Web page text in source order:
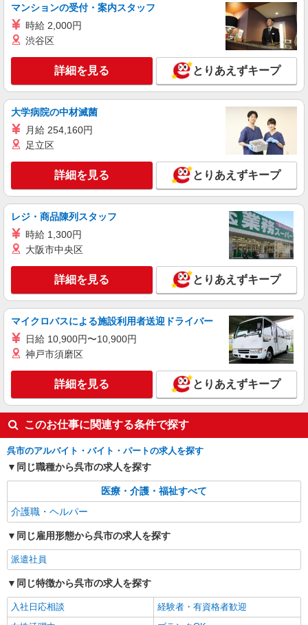
キープ 詳細を見る
派遣社員
株式会社kotrio /●HR-H-1549757
日収1.1万円★新広駅近くの障がいデイサービ
ス★見守りメイン
通費全支給(ガソリン代含む)＞
キープ 詳細を見る
派遣社員
株式会社ブレイブ（マイナビグループ）/MD34
介護スタッフ ◆デイサービス、サービス付き
高齢者向け住宅、グループホームなど様々な勤
未経験：時給1250〜1450円（資格・経験によ
る） 経験者：時給1450〜1650円（資格・経験によ
る） ◎月収例 時給1650円×1日8時間×22日（週5
日）＝29万400円 ◆昇給あり ◆支払い方法 ※日払
い/週払い/月払い対応も可能です。詳しくは面談時
にご相談ください。 ◆交通費：別途全額支給 ※当
社規定あり
広島県呉市 【最寄駅】 ◆JR呉線「安芸阿賀
駅」 ◆JR呉線「安芸川尻駅」 ◆JR呉線「安登
駅」 ★その他、近隣に多数勤務地あります！
キープ 詳細を見る
派遣社員
株式会社kotrio /●HR-H-2077507
呉*デイでの生活補助☆新たなスキルを身につ
けて長く働く♪
時給1350円〜1937円 ＜日払い有/週払い有/交
通費全支給(ガソリン代含む)＞
呉市内多数 マイカー通勤OK
キープ 詳細を見る
派遣社員
株式会社kotrio /●HR-H-1855451
呉駅近くの病院で看護師さんのお手伝い★未経
験歓迎！
時給1450円〜1937円 ＜日払い有/週払い有/交
通費全支給(ガソリン代含む)＞
呉市内多数 マイカー通勤OK
マンションの受付・案内スタッフ
時給 2,000円
渋谷区
詳細を見る とりあえずキープ
大学病院の中材滅菌
月給 254,160円
足立区
詳細を見る とりあえずキープ
レジ・商品陳列スタッフ
時給 1,300円
大阪市中央区
詳細を見る とりあえずキープ
マイクロバスによる施設利用者送迎ドライバー
日給 10,900円〜10,900円
神戸市須磨区
詳細を見る とりあえずキープ
このお仕事に関連する条件で探す
呉市のアルバイト・バイト・パートの求人を探す
同じ職種から呉市の求人を探す
医療・介護・福祉すべて
介護職・ヘルパー
同じ雇用形態から呉市の求人を探す
派遣社員
同じ特徴から呉市の求人を探す
入社日応相談
経験者・有資格者歓迎